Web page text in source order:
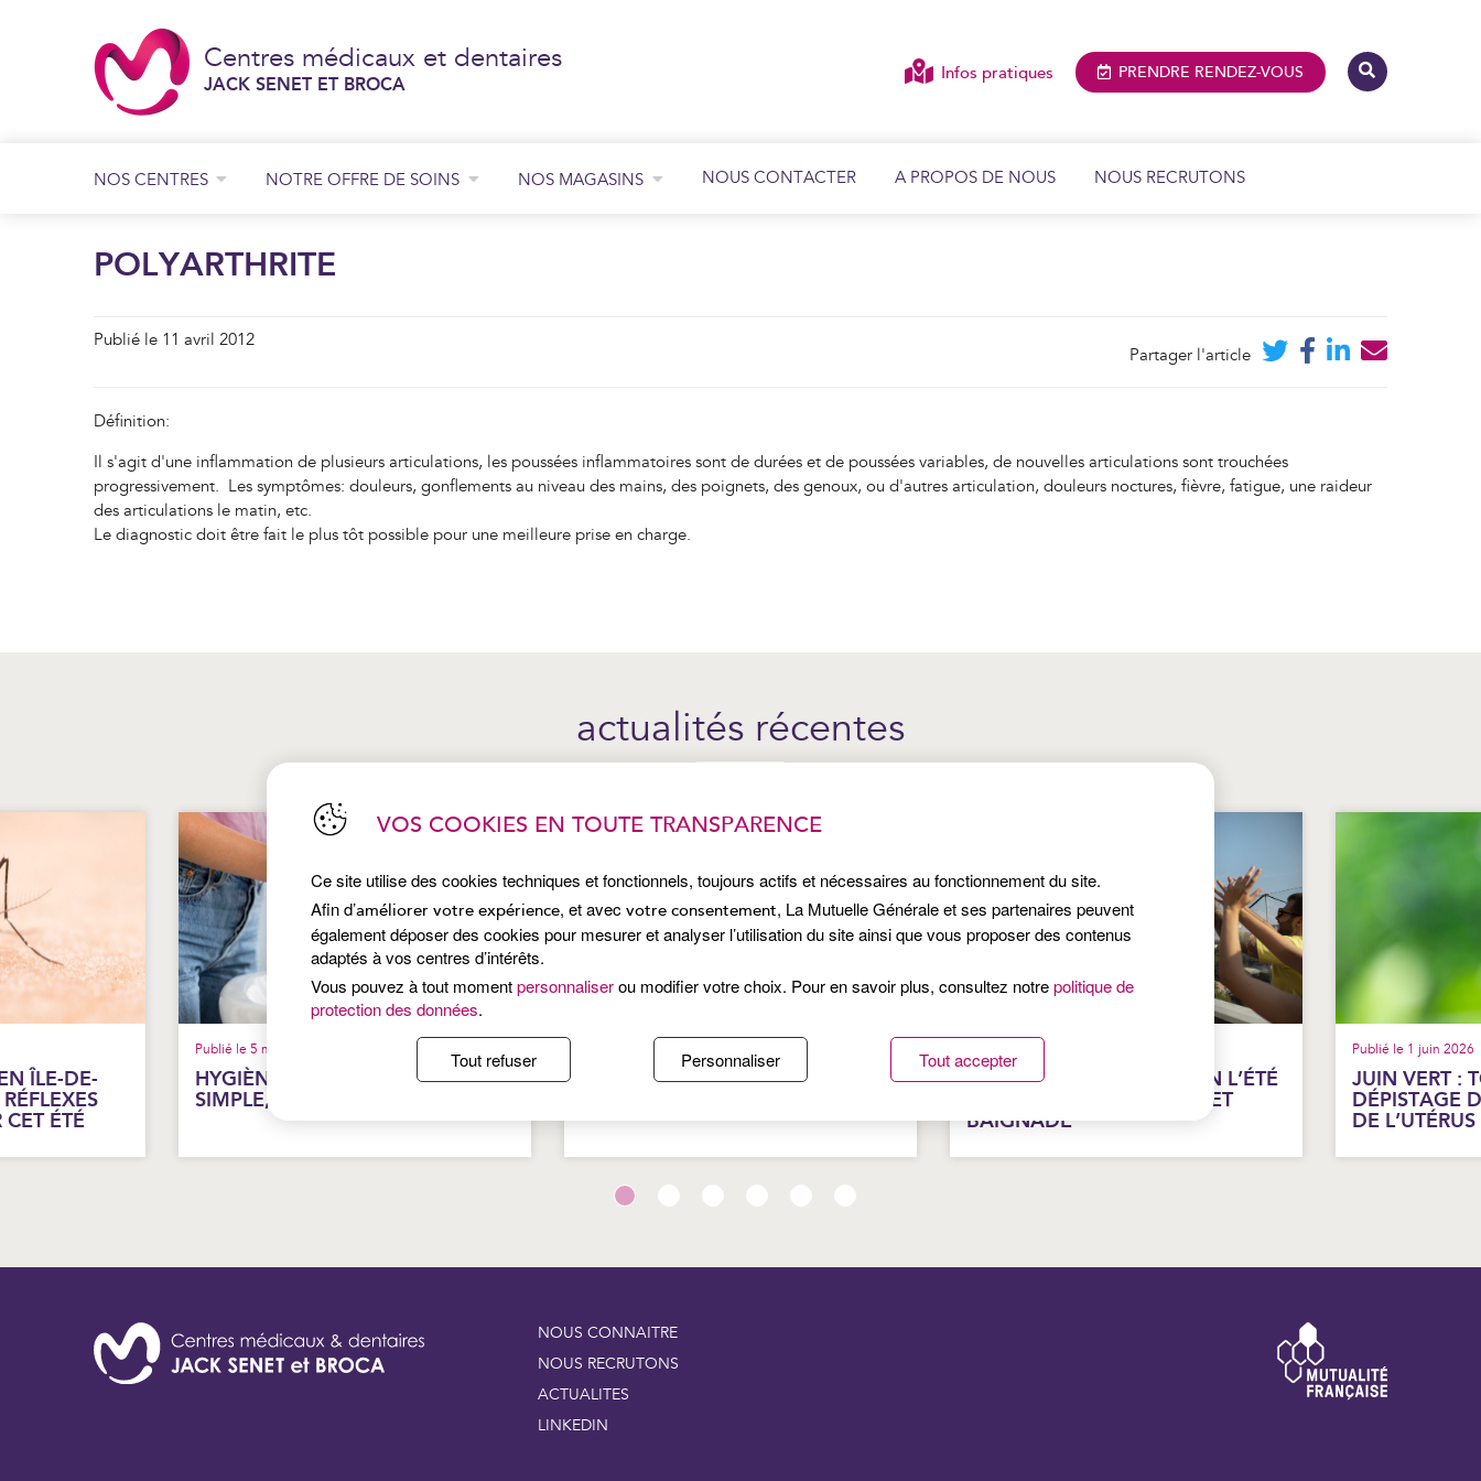
Centres médicaux et dentaires
JACK SENET ET BROCA Infos pratiques PRENDRE RENDEZ-VOUS
NOS CENTRES NOTRE OFFRE DE SOINS NOS MAGASINS NOUS CONTACTER A PROPOS DE NOUS NOUS RECRUTONS
POLYARTHRITE
Publié le 11 avril 2012
Partager l'article
Définition:
Il s'agit d'une inflammation de plusieurs articulations, les poussées inflammatoires sont de durées et de poussées variables, de nouvelles articulations sont trouchées
progressivement. Les symptômes: douleurs, gonflements au niveau des mains, des poignets, des genoux, ou d'autres articulation, douleurs noctures, fièvre, fatigue, une raideur
des articulations le matin, etc.
Le diagnostic doit être fait le plus tôt possible pour une meilleure prise en charge.
actualités récentes
ÎLE-DE-
CET ÉTÉ
Publié le 5 mai 2026
HYGIÈNE DES MAINS : UN GESTE
SIMPLE, DES EFFETS DURABLES
PROTÉGER SA PEAU DU SOLEIL :
PROTÉGER SON AUDITION L’ÉTÉ
: FESTIVALS, ÉCOUTEURS ET
BAIGNADE
Publié le 1 juin 2026
JUIN VERT :
DÉPISTAGE
DE L’UTÉRUS
NOUS CONNAITRE
NOUS RECRUTONS
ACTUALITES
LINKEDIN
VOS COOKIES EN TOUTE TRANSPARENCE
Ce site utilise des cookies techniques et fonctionnels, toujours actifs et nécessaires au fonctionnement du site.
Afin d’améliorer votre expérience, et avec votre consentement, La Mutuelle Générale et ses partenaires peuvent
également déposer des cookies pour mesurer et analyser l’utilisation du site ainsi que vous proposer des contenus
adaptés à vos centres d’intérêts.
Vous pouvez à tout momentpersonnaliserou modifier votre choix. Pour en savoir plus, consultez notrepolitique de
protection des données.
Tout accepter
Personnaliser
Tout refuser